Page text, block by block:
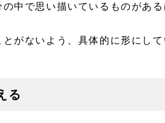
中で思い描いているものがあ
がないよう、具体的に形にして
る